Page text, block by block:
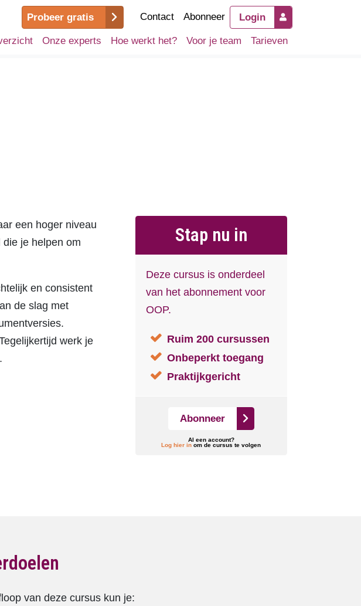
Probeer gratis Contact Abonneer Login
Onze experts Hoe werkt het? Voor je team Tarieven
Stap nu in
Deze cursus is onderdeel
van het abonnement voor
OOP.
Ruim 200 cursussen
Onbeperkt toegang
Praktijkgericht
Abonneer
Al een account?
Log hier in om de cursus te volgen
een hoger niveau
je helpen om
en consistent
de slag met
werk je
van deze cursus kun je: